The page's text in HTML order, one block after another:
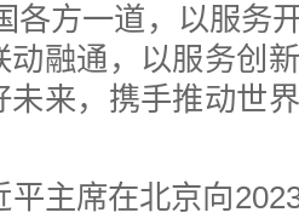
方一道，以服务
动融通，以服务创
未来，携手推动世
主席在北京向